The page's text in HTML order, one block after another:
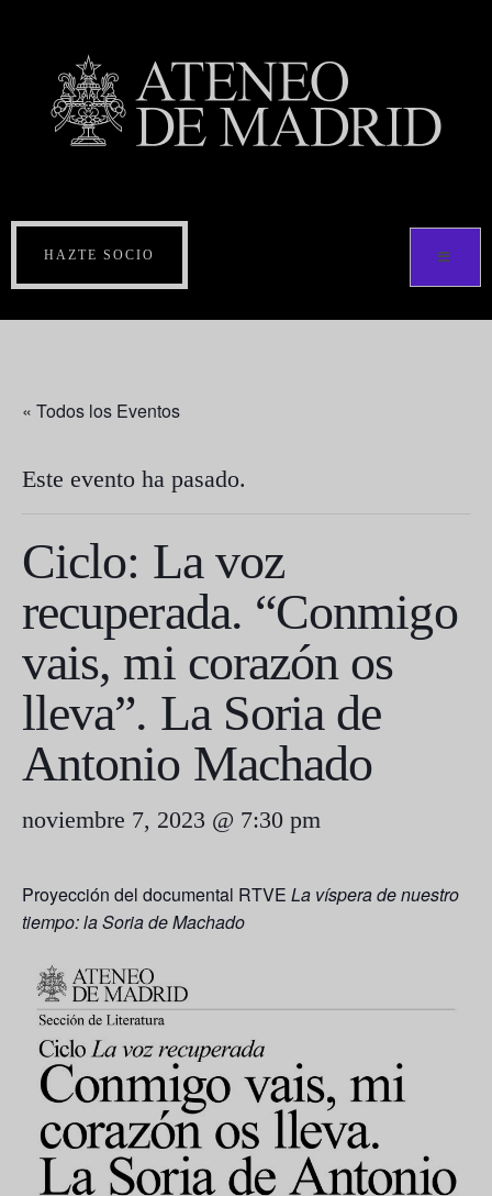
HAZTE SOCIO
« Todos los Eventos
Este evento ha pasado.
Ciclo: La voz
recuperada. “Conmigo
vais, mi corazón os
lleva”. La Soria de
Antonio Machado
noviembre 7, 2023 @ 7:30 pm
Proyección del documental RTVE La víspera de nuestro
tiempo: la Soria de Machado